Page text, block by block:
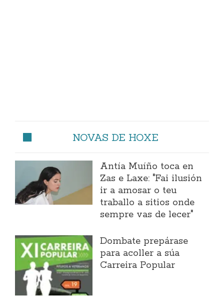
NOVAS DE HOXE
Antía Muíño toca en
Zas e Laxe: "Fai ilusión
ir a amosar o teu
traballo a sitios onde
sempre vas de lecer"
Dombate prepárase
para acoller a súa
Carreira Popular